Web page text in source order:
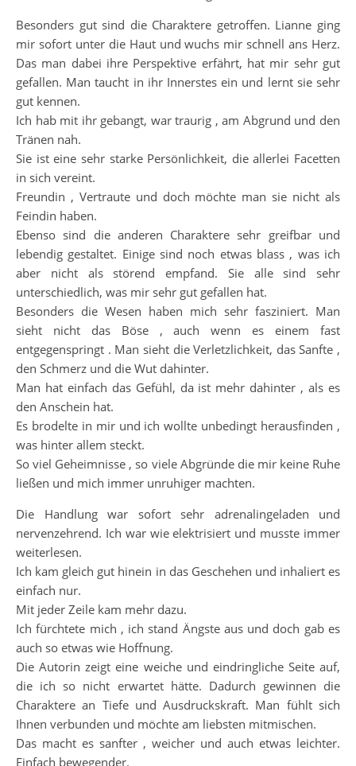
Besonders gut sind die Charaktere getroffen. Lianne ging
mir sofort unter die Haut und wuchs mir schnell ans Herz.
Das man dabei ihre Perspektive erfährt, hat mir sehr gut
gefallen. Man taucht in ihr Innerstes ein und lernt sie sehr
gut kennen.
Ich hab mit ihr gebangt, war traurig , am Abgrund und den
Tränen nah.
Sie ist eine sehr starke Persönlichkeit, die allerlei Facetten
in sich vereint.
Freundin , Vertraute und doch möchte man sie nicht als
Feindin haben.
Ebenso sind die anderen Charaktere sehr greifbar und
lebendig gestaltet. Einige sind noch etwas blass , was ich
aber nicht als störend empfand. Sie alle sind sehr
unterschiedlich, was mir sehr gut gefallen hat.
Besonders die Wesen haben mich sehr fasziniert. Man
sieht nicht das Böse , auch wenn es einem fast
entgegenspringt . Man sieht die Verletzlichkeit, das Sanfte ,
den Schmerz und die Wut dahinter.
Man hat einfach das Gefühl, da ist mehr dahinter , als es
den Anschein hat.
Es brodelte in mir und ich wollte unbedingt herausfinden ,
was hinter allem steckt.
So viel Geheimnisse , so viele Abgründe die mir keine Ruhe
ließen und mich immer unruhiger machten.
Die Handlung war sofort sehr adrenalingeladen und
nervenzehrend. Ich war wie elektrisiert und musste immer
weiterlesen.
Ich kam gleich gut hinein in das Geschehen und inhaliert es
einfach nur.
Mit jeder Zeile kam mehr dazu.
Ich fürchtete mich , ich stand Ängste aus und doch gab es
auch so etwas wie Hoffnung.
Die Autorin zeigt eine weiche und eindringliche Seite auf,
die ich so nicht erwartet hätte. Dadurch gewinnen die
Charaktere an Tiefe und Ausdruckskraft. Man fühlt sich
Ihnen verbunden und möchte am liebsten mitmischen.
Das macht es sanfter , weicher und auch etwas leichter.
Einfach bewegender.